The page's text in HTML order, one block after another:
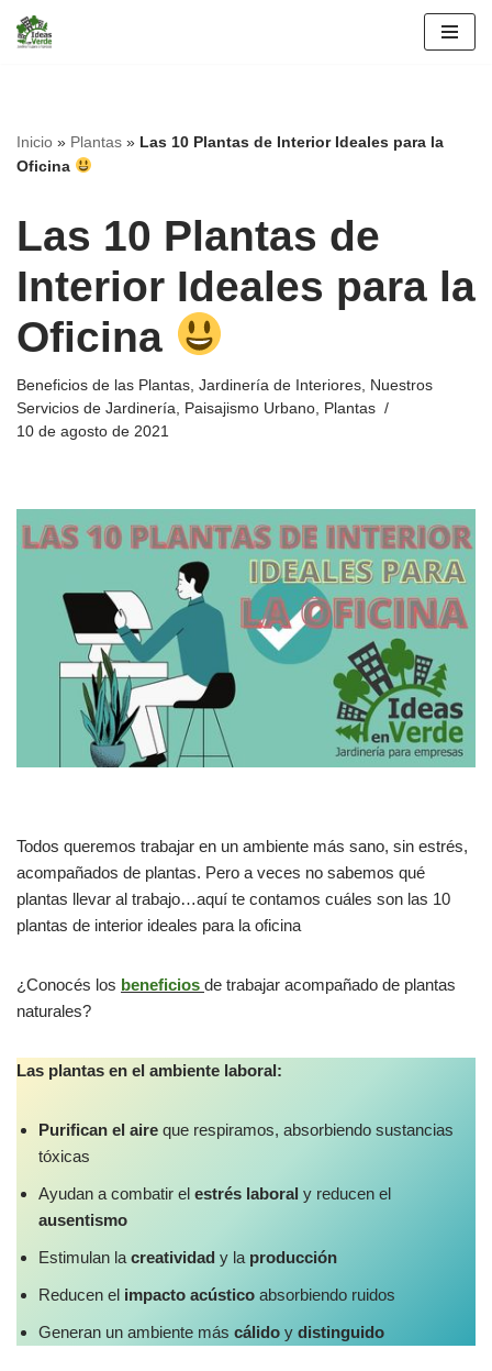
Inicio » Plantas » Las 10 Plantas de Interior Ideales para la
Oficina
Las 10 Plantas de
Interior Ideales para la
Oficina
Beneficios de las Plantas Jardinería de Interiores Nuestros
Servicios de Jardinería
Paisajismo Urbano Plantas
10 de agosto de 2021
Todos queremos trabajar en un ambiente más sano, sin estrés,
acompañados de plantas. Pero a veces no sabemos qué
plantas llevar al trabajo…aquí te contamos cuáles son las 10
plantas de interior ideales para la oficina
¿Conocés los beneficios de trabajar acompañado de plantas
naturales?
Las plantas en el ambiente laboral:
Purifican el aire que respiramos, absorbiendo sustancias
tóxicas
Ayudan a combatir el estrés laboral y reducen el
ausentismo
Estimulan la creatividad y la producción
Reducen el impacto acústico absorbiendo ruidos
Generan un ambiente más cálido y distinguido